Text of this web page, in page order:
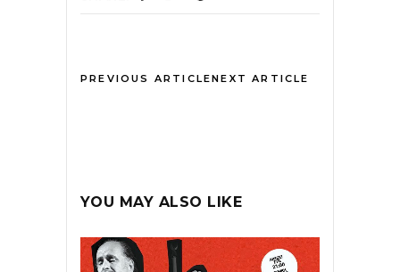
PREVIOUS ARTICLENEXT ARTICLE
YOU MAY ALSO LIKE